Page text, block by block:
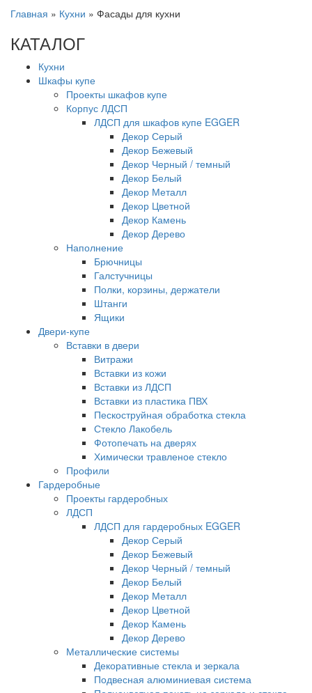
Главная » Кухни » Фасады для кухни
КАТАЛОГ
Кухни
Шкафы купе
Проекты шкафов купе
Корпус ЛДСП
ЛДСП для шкафов купе EGGER
Декор Серый
Декор Бежевый
Декор Черный / темный
Декор Белый
Декор Металл
Декор Цветной
Декор Камень
Декор Дерево
Наполнение
Брючницы
Галстучницы
Полки, корзины, держатели
Штанги
Ящики
Двери-купе
Вставки в двери
Витражи
Вставки из кожи
Вставки из ЛДСП
Вставки из пластика ПВХ
Пескоструйная обработка стекла
Стекло Лакобель
Фотопечать на дверях
Химически травленое стекло
Профили
Гардеробные
Проекты гардеробных
ЛДСП
ЛДСП для гардеробных EGGER
Декор Серый
Декор Бежевый
Декор Черный / темный
Декор Белый
Декор Металл
Декор Цветной
Декор Камень
Декор Дерево
Металлические системы
Декоративные стекла и зеркала
Подвесная алюминиевая система